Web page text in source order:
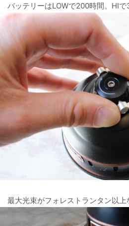
バッテリーはLOWで200時間。HIで
最大光束がフォレストランタン以上